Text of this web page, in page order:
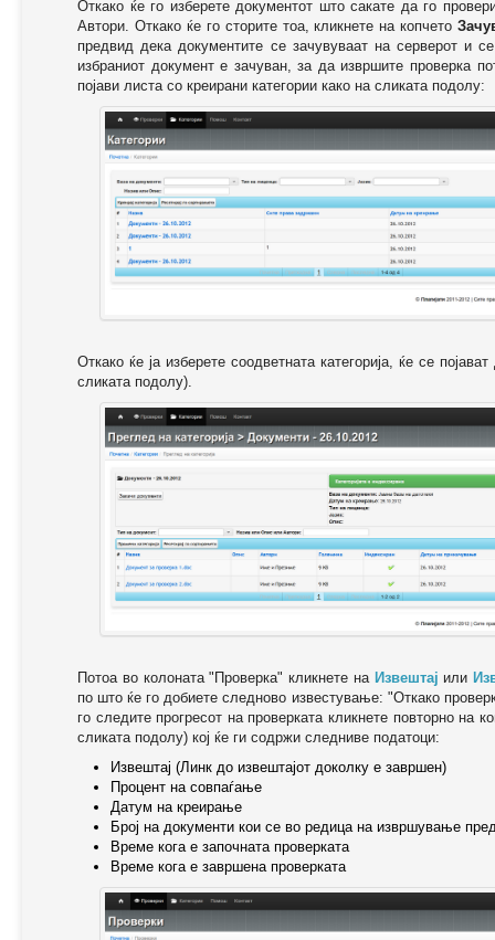
Откако ќе го изберете документот што сакате да го
Автори. Откако ќе го сторите тоа, кликнете на копчето
предвид дека документите се зачувуваат на серверот и
избраниот документ е зачуван, за да извршите проверка
појави листа со креирани категории како на сликата подолу:
Откако ќе ја изберете соодветната категорија, ќе се
сликата подолу).
Потоа во колоната "Проверка" кликнете на Извештај или
по што ќе го добиете следново известување: "Oткако
го следите прогресот на проверката кликнете повторно на
сликата подолу) кој ќе ги содржи следниве податоци:
Извештај (Линк до извештајот доколку е завршен)
Процент на совпаѓање
Датум на креирање
Број на документи кои се во редица на извршување
Време кога е започната проверката
Време кога е завршена проверката